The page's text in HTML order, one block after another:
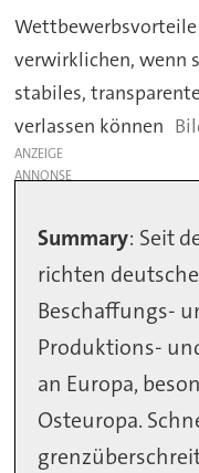
Wettbewerbsvorteile
verwirklichen, wenn
stabiles,
verlassen können
ANZEIGE
Summary: Seit
richten
Beschaffungs-
Produktions-
an Europa,
Osteuropa.